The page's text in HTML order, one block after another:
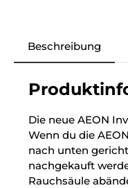
Beschreibung
Die neue AEON
Wenn du die
nach unten
nachgekauft
Rauchsäule